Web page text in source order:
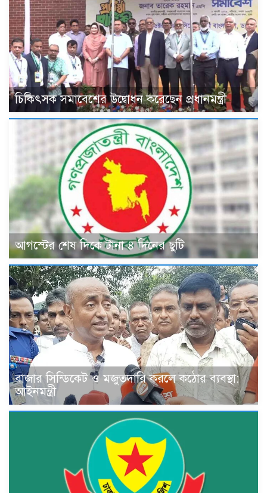
চিকিৎসক সমাবেশের উদ্বোধন করেছেন প্রধানমন্ত্রী
আগস্টের শেষ দিকে টানা ৪ দিনের ছুটি
বাজার সিন্ডিকেট ও মজুতদারি করলে কঠোর ব্যবস্থা:
আইনমন্ত্রী